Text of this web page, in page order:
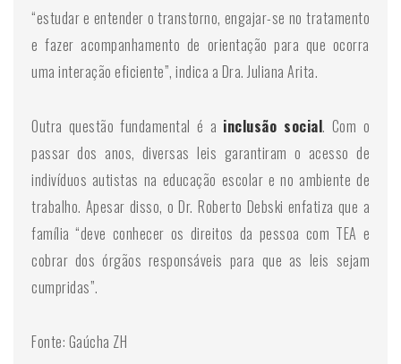
“estudar e entender o transtorno, engajar-se no tratamento
e fazer acompanhamento de orientação para que ocorra
uma interação eficiente”, indica a Dra. Juliana Arita.
Outra questão fundamental é a inclusão social. Com o
passar dos anos, diversas leis garantiram o acesso de
indivíduos autistas na educação escolar e no ambiente de
trabalho. Apesar disso, o Dr. Roberto Debski enfatiza que a
família “deve conhecer os direitos da pessoa com TEA e
cobrar dos órgãos responsáveis para que as leis sejam
cumpridas”.
Fonte: Gaúcha ZH